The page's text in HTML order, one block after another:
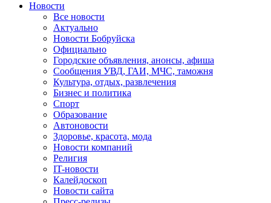
Новости
Все новости
Актуально
Новости Бобруйска
Официально
Городские объявления, анонсы, афиша
Сообщения УВД, ГАИ, МЧС, таможня
Культура, отдых, развлечения
Бизнес и политика
Спорт
Образование
Автоновости
Здоровье, красота, мода
Новости компаний
Религия
IT-новости
Калейдоскоп
Новости сайта